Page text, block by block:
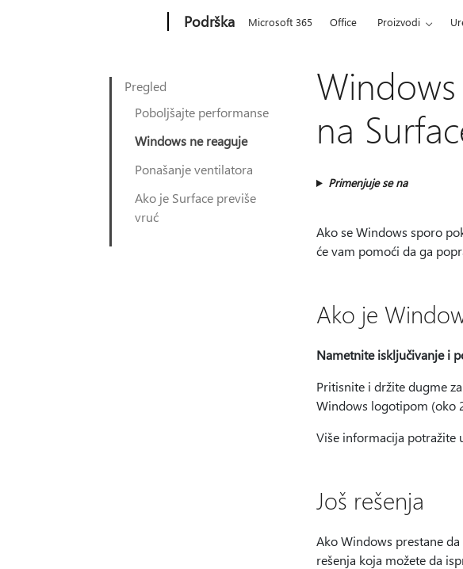
Podrška Microsoft 365 Office Proizvodi
Pregled
Poboljšajte performanse
Windows ne reaguje
Ponašanje ventilatora
Ako je Surface previše
vruć
na
Primenjuje se na
Ako se Windows sporo
će vam pomoći da ga
Ako je
Nametnite isključivanje i
Pritisnite i držite dugme
Windows logotipom (oko
Više informacija potražite
Još rešenja
Ako Windows prestane
rešenja koja možete da